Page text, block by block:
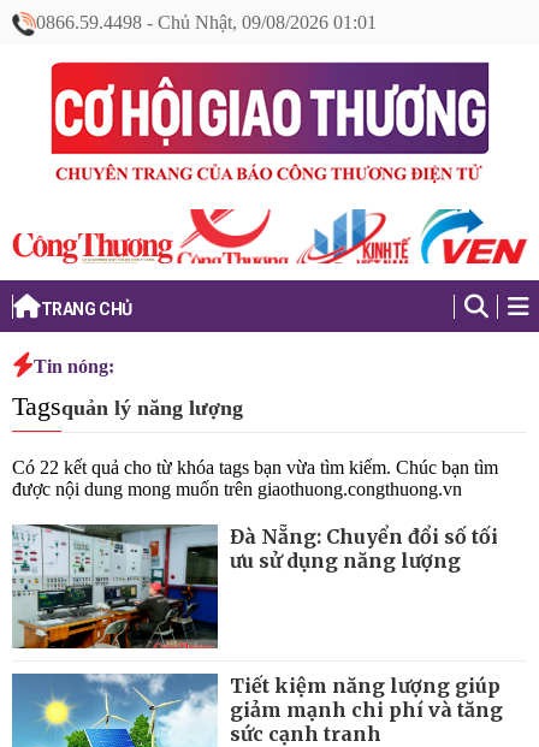
0866.59.4498 - Chủ Nhật, 09/08/2026 01:01
TRANG CHỦ
Tin nóng:
Tagsquản lý năng lượng
Có 22 kết quả cho từ khóa tags bạn vừa tìm kiếm. Chúc bạn tìm
được nội dung mong muốn trên giaothuong.congthuong.vn
Đà Nẵng: Chuyển đổi số tối
ưu sử dụng năng lượng
Tiết kiệm năng lượng giúp
giảm mạnh chi phí và tăng
sức cạnh tranh